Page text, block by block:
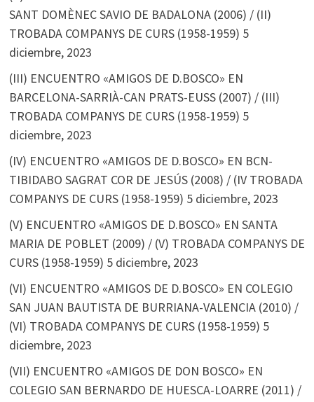
SANT DOMÈNEC SAVIO DE BADALONA (2006) / (II)
TROBADA COMPANYS DE CURS (1958-1959) 5
diciembre, 2023
(III) ENCUENTRO «AMIGOS DE D.BOSCO» EN
BARCELONA-SARRIÀ-CAN PRATS-EUSS (2007) / (III)
TROBADA COMPANYS DE CURS (1958-1959) 5
diciembre, 2023
(IV) ENCUENTRO «AMIGOS DE D.BOSCO» EN BCN-
TIBIDABO SAGRAT COR DE JESÚS (2008) / (IV TROBADA
COMPANYS DE CURS (1958-1959) 5 diciembre, 2023
(V) ENCUENTRO «AMIGOS DE D.BOSCO» EN SANTA
MARIA DE POBLET (2009) / (V) TROBADA COMPANYS DE
CURS (1958-1959) 5 diciembre, 2023
(VI) ENCUENTRO «AMIGOS DE D.BOSCO» EN COLEGIO
SAN JUAN BAUTISTA DE BURRIANA-VALENCIA (2010) /
(VI) TROBADA COMPANYS DE CURS (1958-1959) 5
diciembre, 2023
(VII) ENCUENTRO «AMIGOS DE DON BOSCO» EN
COLEGIO SAN BERNARDO DE HUESCA-LOARRE (2011) /